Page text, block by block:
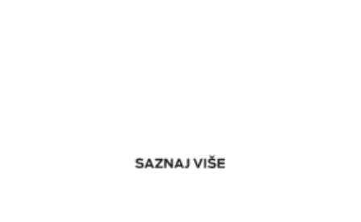
Emisija obveznica Republike Srpske čija glavnica dospjeva u